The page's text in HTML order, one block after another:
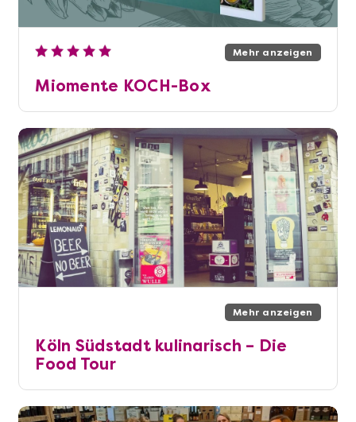
Mehr anzeigen
Miomente KOCH-Box
Mehr anzeigen
Köln Südstadt kulinarisch – Die
Food Tour